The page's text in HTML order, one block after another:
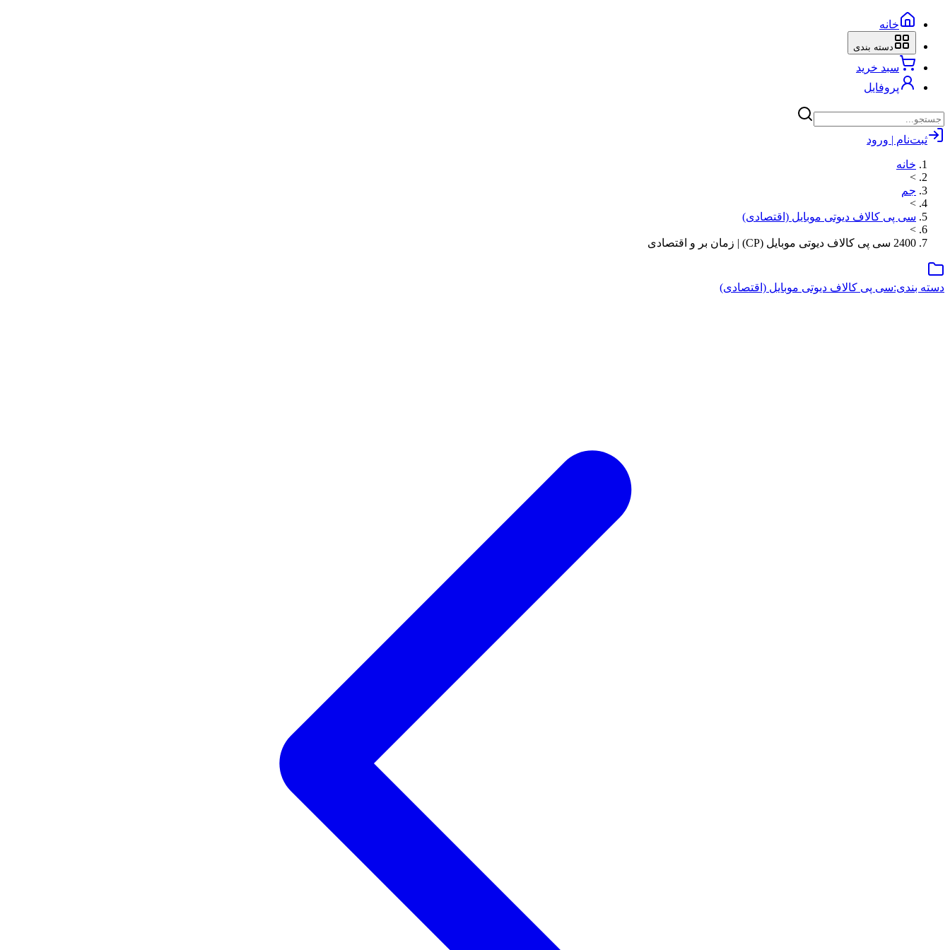
خانه
دسته بندی
سبد خرید
پروفایل
ثبت‌نام | ورود
خانه
>
جم
>
سی پی کالاف دیوتی موبایل (اقتصادی)
>
2400 سی پی کالاف دیوتی موبایل (CP) | زمان بر و اقتصادی
دسته بندی:سی پی کالاف دیوتی موبایل (اقتصادی)